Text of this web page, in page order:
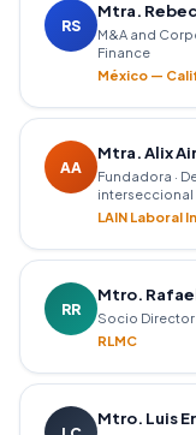
RS
Mtra.
M&A and
Finance
México —
AA
Mtra. Alix
Fundadora ·
interseccional
LAIN Laboral
RR
Mtro.
Socio
RLMC
Mtro. Luis